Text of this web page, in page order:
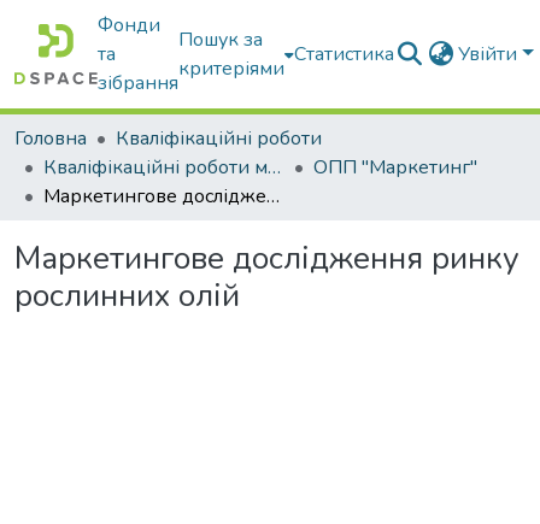
Фонди
та
зібрання
Пошук за
критеріями
Статистика Увійти
Головна
Кваліфікаційні роботи
Кваліфікаційні роботи магістрів
ОПП "Маркетинг"
Маркетингове дослідження ринку рослинних олій
Маркетингове дослідження ринку
рослинних олій